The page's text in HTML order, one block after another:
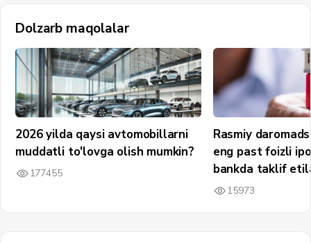
Dolzarb maqolalar
2026 yilda qaysi avtomobillarni
muddatli to'lovga olish mumkin?
177455
Rasmiy
eng past foizli
bankda taklif
15973